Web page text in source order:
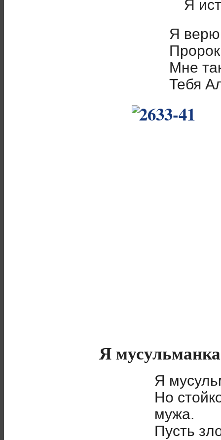
Я
Я
Мне
Тебя
Я мусульманка
Я
Но
мужа.
Пусть